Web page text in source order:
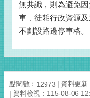
無共識，則為避免
車，徒耗行政資源
不劃設路邊停車格。
點閱數： 12973
資料更
資料檢視：115-08-06